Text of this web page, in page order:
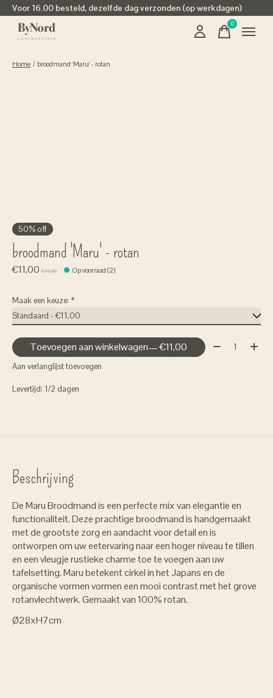
Voor 16.00 besteld, dezelfde dag verzonden (op werkdagen)
0items
Home / broodmand 'Maru' - rotan
50% off
broodmand 'Maru' - rotan
€11,00 €22,00 Op voorraad (2)
Maak een keuze: *
Toevoegen aan winkelwagen — €11,00 Aantal:
Aan verlanglijst toevoegen
Levertijd: 1/2 dagen
Beschrijving
De Maru Broodmand is een perfecte mix van elegantie en
functionaliteit. Deze prachtige broodmand is handgemaakt
met de grootste zorg en aandacht voor detail en is
ontworpen om uw eetervaring naar een hoger niveau te tillen
en een vleugje rustieke charme toe te voegen aan uw
tafelsetting. Maru betekent cirkel in het Japans en de
organische vormen vormen een mooi contrast met het grove
rotanvlechtwerk. Gemaakt van 100% rotan.
Ø28xH7cm